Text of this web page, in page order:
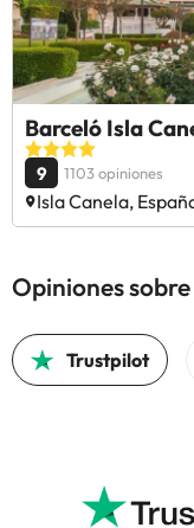
Barceló Isla
9 1103 opiniones
Isla Canela,
Opiniones
Trustpilot